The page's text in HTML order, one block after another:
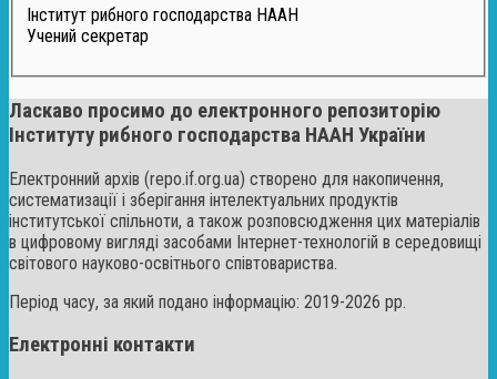
Інститут рибного господарства НААН
Учений секретар
Ласкаво просимо до електронного репозиторію
Інституту рибного господарства НААН України
Електронний архів (repo.if.org.ua) створено для накопичення,
систематизації і зберігання інтелектуальних продуктів
інститутської спільноти, а також розповсюдження цих матеріалів
в цифровому вигляді засобами Інтернет-технологій в середовищі
світового науково-освітнього співтовариства.
Період часу, за який подано інформацію: 2019-2026 рр.
Електронні контакти